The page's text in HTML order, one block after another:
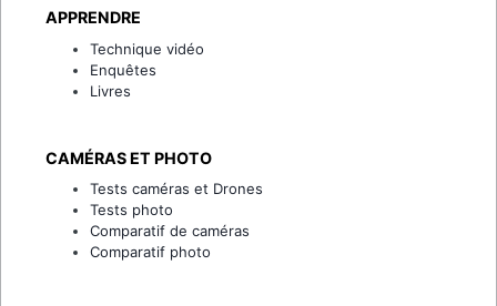
APPRENDRE
Technique vidéo
Enquêtes
Livres
CAMÉRAS ET PHOTO
Tests caméras et Drones
Tests photo
Comparatif de caméras
Comparatif photo